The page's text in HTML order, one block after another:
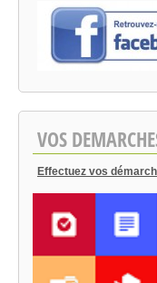
VOS
Effectuez vos